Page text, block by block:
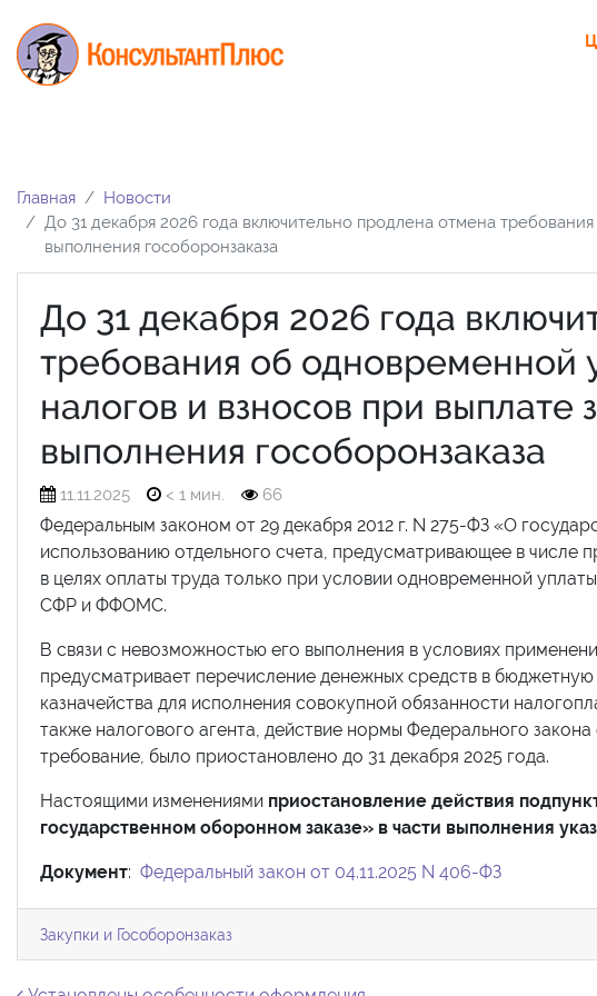
Главная
Новости
До 31 декабря 2026 года включительно продлена отмена
выполнения гособоронзаказа
До 31 декабря 2026 года
требования об одновременной
налогов и взносов при выплате
выполнения гособоронзаказа
11.11.2025 < 1 мин. 66
Федеральным законом от 29 декабря 2012 г. N 275-ФЗ «О
использованию отдельного счета, предусматривающее в числе
в целях оплаты труда только при условии одновременной
СФР и ФФОМС.
В связи с невозможностью его выполнения в условиях
предусматривает перечисление денежных средств в
казначейства для исполнения совокупной обязанности
также налогового агента, действие нормы Федерального
требование, было приостановлено до 31 декабря 2025 года.
Настоящими изменениями приостановление действия
государственном оборонном заказе» в части выполнения
Документ: Федеральный закон от 04.11.2025 N 406-ФЗ
Закупки и Гособоронзаказ